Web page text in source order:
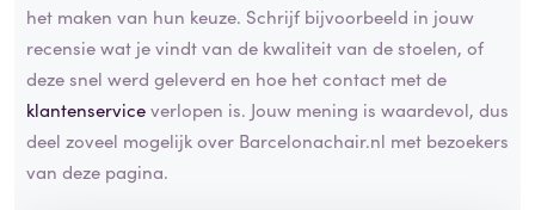
het maken van hun keuze. Schrijf bijvoorbeeld in jouw
recensie wat je vindt van de kwaliteit van de stoelen, of
deze snel werd geleverd en hoe het contact met de
klantenserviceverlopen is. Jouw mening is waardevol, dus
deel zoveel mogelijk over Barcelonachair.nl met bezoekers
van deze pagina.